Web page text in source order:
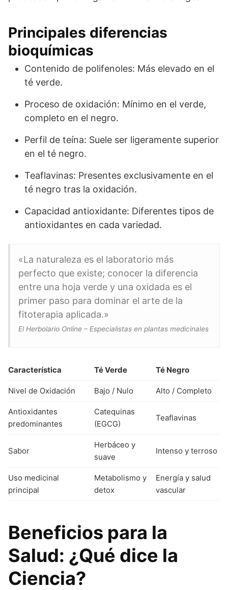
Principales diferencias
bioquímicas
Contenido de polifenoles: Más elevado en el
té verde.
Proceso de oxidación: Mínimo en el verde,
completo en el negro.
Perfil de teína: Suele ser ligeramente superior
en el té negro.
Teaflavinas: Presentes exclusivamente en el
té negro tras la oxidación.
Capacidad antioxidante: Diferentes tipos de
antioxidantes en cada variedad.
«La naturaleza es el laboratorio más
perfecto que existe; conocer la diferencia
entre una hoja verde y una oxidada es el
primer paso para dominar el arte de la
fitoterapia aplicada.»
El Herbolario Online – Especialistas en plantas medicinales
Característica Té Verde Té Negro
Nivel de Oxidación Bajo / Nulo Alto / Completo
Antioxidantes
predominantes
Catequinas
(EGCG)
Teaflavinas
Sabor
Herbáceo y
suave
Intenso y terroso
Uso medicinal
principal
Metabolismo y
detox
Energía y salud
vascular
Beneficios para la
Salud: ¿Qué dice la
Ciencia?